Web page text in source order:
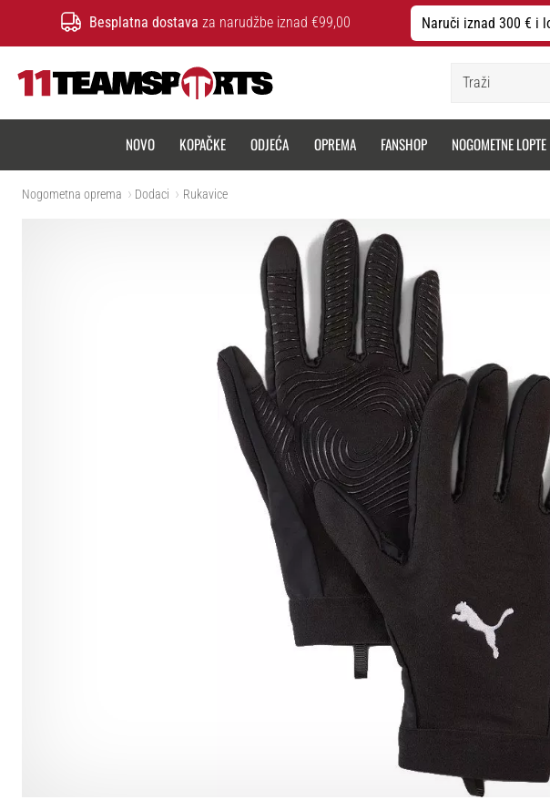
Besplatna dostava za narudžbe iznad €99,00 Naruči iznad 300 € i
NOVO KOPAČKE ODJEĆA OPREMA FANSHOP NOGOMETNE LOPTE
Nogometna oprema Dodaci Rukavice